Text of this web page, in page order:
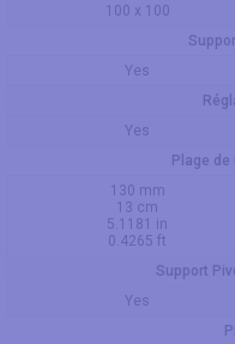
100 x 100
Yes
Yes
Plage de
130 mm
13 cm
5.1181 in
0.4265 ft
Support
Yes